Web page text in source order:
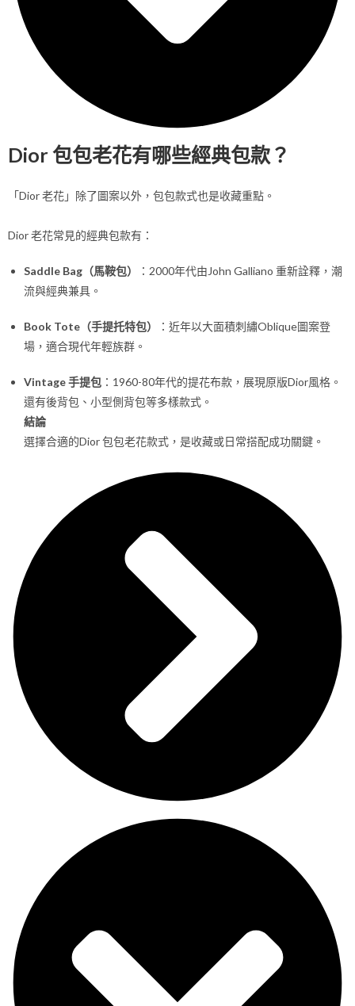
Dior 包包老花有哪些經典包款？
「Dior 老花」除了圖案以外，包包款式也是收藏重點。
Dior 老花常見的經典包款有：
Saddle Bag（馬鞍包）
：2000年代由John Galliano 重新詮釋，潮
流與經典兼具。
Book Tote（手提托特包）
：近年以大面積刺繡Oblique圖案登
場，適合現代年輕族群。
Vintage 手提包 ：1960-80年代的提花布款，展現原版Dior風格。
還有後背包、小型側背包等多樣款式。
結論
選擇合適的Dior 包包老花款式，是收藏或日常搭配成功關鍵。